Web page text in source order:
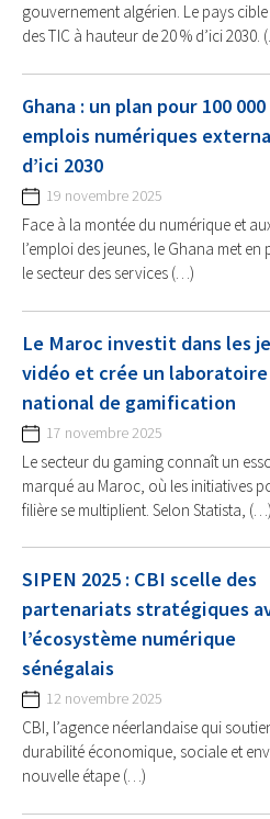
gouvernement algérien. Le pays
des TIC à hauteur de 20 % d’ici 2030.
Ghana : un plan pour 100 000
emplois numériques
d’ici 2030
19 novembre 2025
Face à la montée du numérique et
l’emploi des jeunes, le Ghana met
le secteur des services (…)
Le Maroc investit dans les
vidéo et crée un laboratoire
national de gamification
17 novembre 2025
Le secteur du gaming connaît un
marqué au Maroc, où les initiatives
filière se multiplient. Selon Statista, (…)
SIPEN 2025 : CBI scelle des
partenariats stratégiques
l’écosystème numérique
sénégalais
12 novembre 2025
CBI, l’agence néerlandaise qui
durabilité économique, sociale et
nouvelle étape (…)